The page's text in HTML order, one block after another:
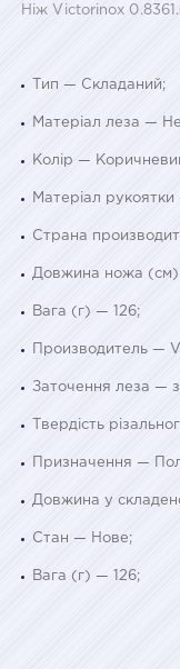
Ніж Victorinox
Тип — Складаний;
Матеріал леза —
Колір —
Матеріал
Страна
Довжина ножа (см)
Вага (г) — 126;
Производитель —
Заточення леза —
Твердість
Призначення —
Довжина у
Стан — Нове;
Вага (г) — 126;